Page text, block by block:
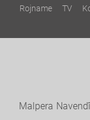
Rojname TV
Malpera